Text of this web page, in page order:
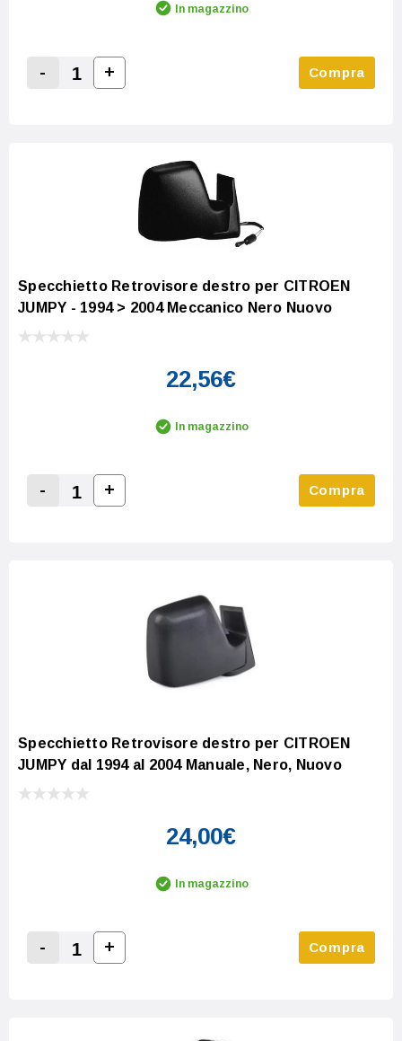
In magazzino
Decrease Quantity:
-
Increase Quantity:
+ Compra
Specchietto Retrovisore destro per CITROEN
JUMPY - 1994 > 2004 Meccanico Nero Nuovo
22,56€
In magazzino
Decrease Quantity:
-
Increase Quantity:
+ Compra
Specchietto Retrovisore destro per CITROEN
JUMPY dal 1994 al 2004 Manuale, Nero, Nuovo
24,00€
In magazzino
Decrease Quantity:
-
Increase Quantity:
+ Compra